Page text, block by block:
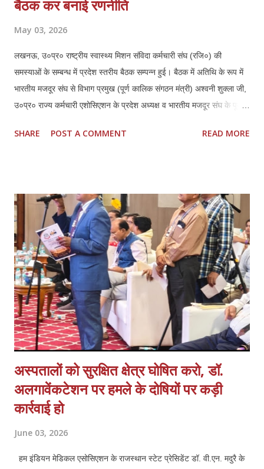
बैठक कर बनाई रणनीति
May 03, 2026
लखनऊ, उ०प्र० राष्ट्रीय स्वास्थ्य मिशन संविदा कर्मचारी संघ (रजि०) की
समस्याओं के सम्बन्ध में प्रदेश स्तरीय बैठक सम्पन्न हुई। बैठक में अतिथि के रूप में
भारतीय मजदूर संघ से विभाग प्रमुख (पूर्ण कालिक संगठन मंत्री) अश्वनी शुक्ला जी,
उ०प्र० राज्य कर्मचारी एशोसिएशन के प्रदेश अध्यक्ष व भारतीय मजदूर संघ के पूर्व
दीक्षित जी की गरिमामयी उपस्थिति रही। बैठक की अध्यक्षता कर रहे एनएचएम संघ के
स्वास्थ्य मिशन के अन्तर्गत कार्यस्त संविदा कर्मचारियों की गम्भीर समस्याओं का
प्रकाश डालते हुये आगामी समय में कर्मचारियों की मुख्य मांगों में नियमितीकरण/समान
कार्य समान वेतन, वेतन बढ़ोत्तरी, जॉब सुरक्षा एवं कैशलेस चिकित्सा सुविधा अथवा
स्वास्थ्य बीमा शामिल हैं एवं इसके साथ ही कर्मचारियों के मानदेय भुगतान में आ रही
समस्याओं क...
SHARE POST A COMMENT READ MORE
अस्पतालों को सुरक्षित क्षेत्र घोषित करो, डॉ.
अलगावेंकटेशन पर हमले के दोषियों पर कड़ी
कार्रवाई हो
June 03, 2026
हम इंडियन मेडिकल एसोसिएशन के राजस्थान स्टेट प्रेसिडेंट डॉ. वी.एन. मदुरै के